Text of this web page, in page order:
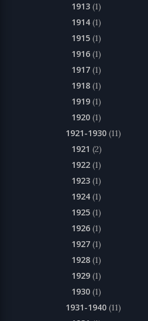
1913 (1)
1914 (1)
1915 (1)
1916 (1)
1917 (1)
1918 (1)
1919 (1)
1920 (1)
1921-1930 (11)
1921 (2)
1922 (1)
1923 (1)
1924 (1)
1925 (1)
1926 (1)
1927 (1)
1928 (1)
1929 (1)
1930 (1)
1931-1940 (11)